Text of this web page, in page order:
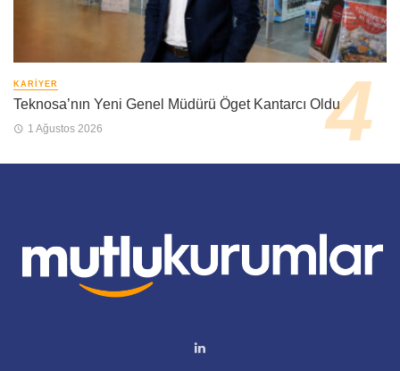
KARIYER
Teknosa’nın Yeni Genel Müdürü Öget Kantarcı Oldu
1 Ağustos 2026